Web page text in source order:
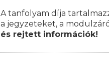
A tanfolyam díja
a jegyzeteket, a
és rejtett információk!